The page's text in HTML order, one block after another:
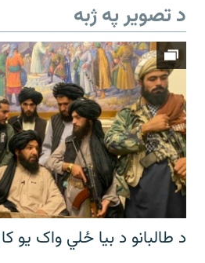
د تصویر په ژبه
د طالبانو د بیا ځلي واک یو